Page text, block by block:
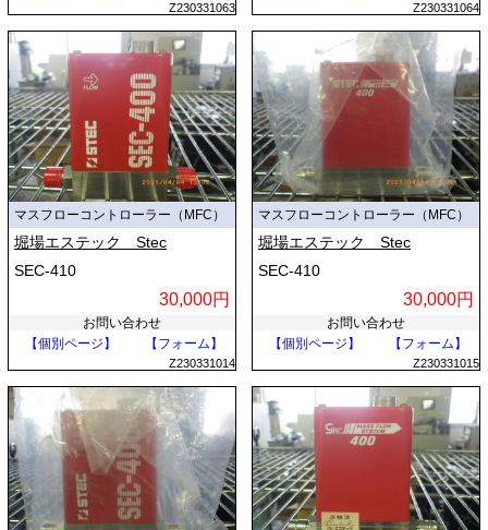
Z230331063 Z230331064
マスフローコントローラー（MFC）
堀場エステック Stec
SEC-410
30,000円
お問い合わせ
【個別ページ】
【フォーム】
Z230331014
マスフローコントローラー（MFC）
堀場エステック Stec
SEC-410
30,000円
お問い合わせ
【個別ページ】
【フォーム】
Z230331015